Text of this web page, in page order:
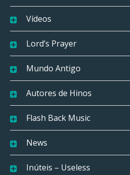
Vídeos
Lord’s Prayer
Mundo Antigo
Autores de Hinos
Flash Back Music
News
Inúteis – Useless